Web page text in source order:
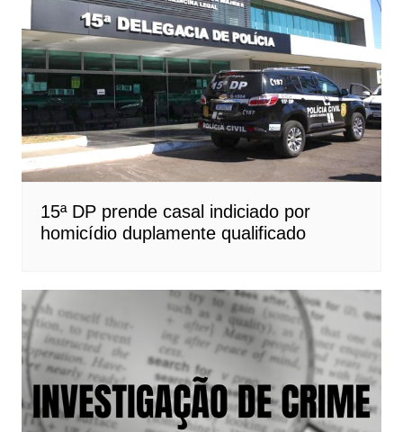
15ª DP prende casal indiciado por
homicídio duplamente qualificado